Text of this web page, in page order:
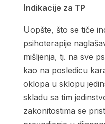
Indikacije za TP
Uopšte, što se tiče indikacija, sve vrste telesne
psihoterapije
mišljenja, tj. na sve
kao na posledicu
oklopa u sklopu
skladu sa tim
zakonitostima se